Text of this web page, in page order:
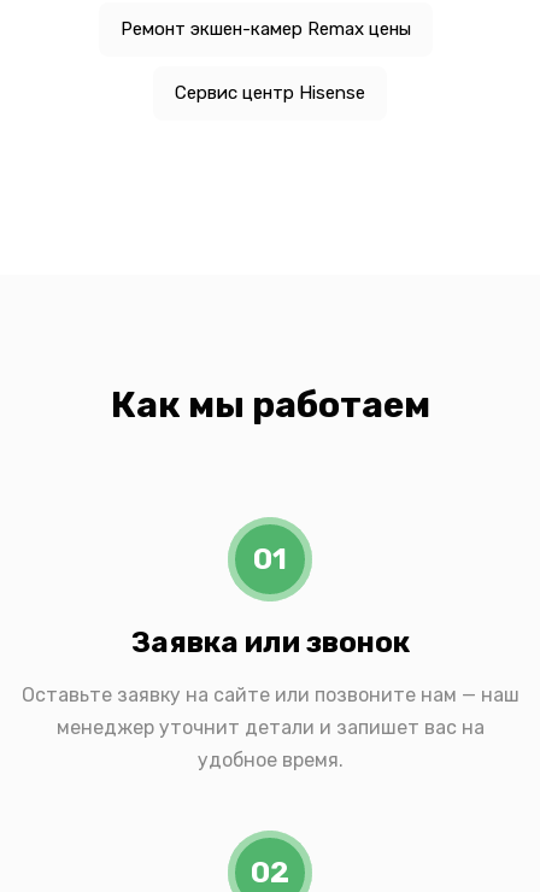
Ремонт экшен-камер Remax цены
Сервис центр Hisense
Как мы работаем
01
Заявка или звонок
Оставьте заявку на сайте или позвоните нам — наш
менеджер уточнит детали и запишет вас на
удобное время.
02